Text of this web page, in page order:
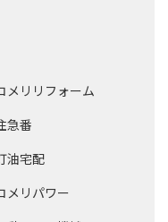
メリリフォーム
急番
油宅配
メリパワー